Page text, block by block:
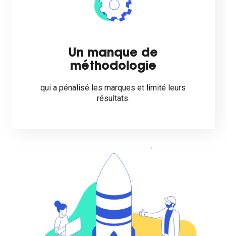
Un manque de
méthodologie
qui a pénalisé les marques et limité leurs
résultats.